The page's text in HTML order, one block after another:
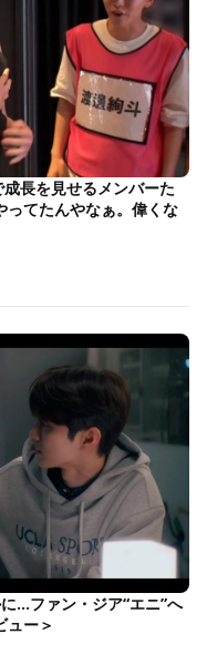
長を見せるメンバーた
ってたんやなぁ。偉くな
…ファン・ジア“エニ”へ
ュー＞